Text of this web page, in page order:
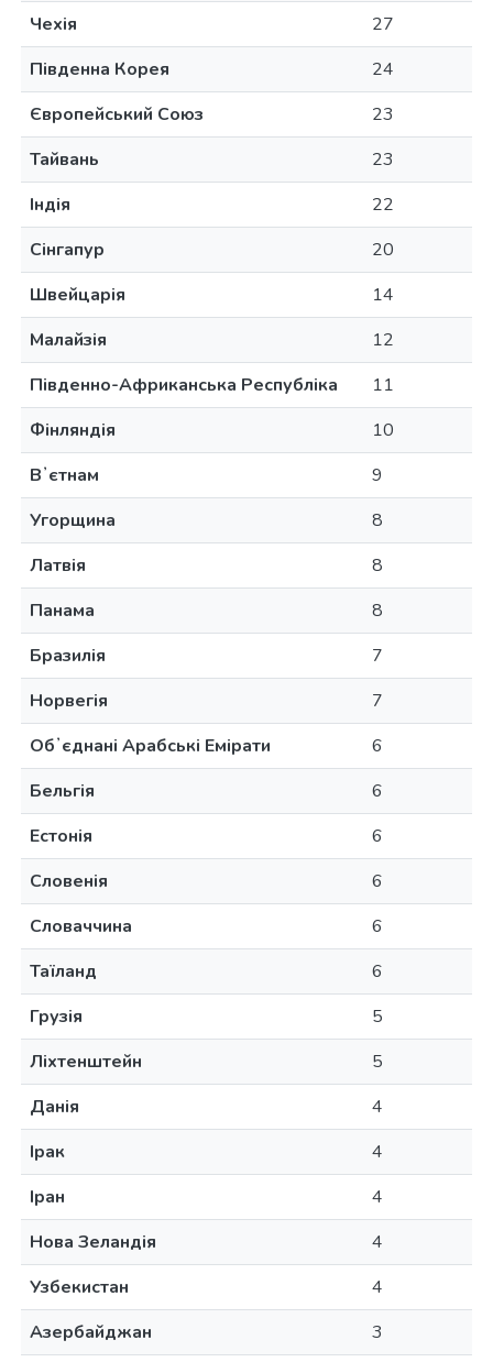
Чехія
27
Південна Корея
24
Європейський Союз
23
Тайвань
23
Індія
22
Сінгапур
20
Швейцарія
14
Малайзія
12
Південно-Африканська Республіка
11
Фінляндія
10
Вʼєтнам
9
Угорщина
8
Латвія
8
Панама
8
Бразилія
7
Норвегія
7
Обʼєднані Арабські Емірати
6
Бельгія
6
Естонія
6
Словенія
6
Словаччина
6
Таїланд
6
Грузія
5
Ліхтенштейн
5
Данія
4
Ірак
4
Іран
4
Нова Зеландія
4
Узбекистан
4
Азербайджан
3